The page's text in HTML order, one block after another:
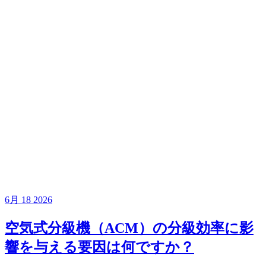
6月 18 2026
空気式分級機（ACM）の分級効率に影
響を与える要因は何ですか？